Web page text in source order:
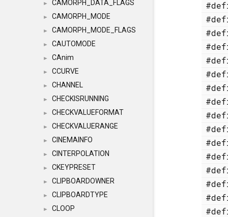
► CAMORPH_DATA_FLAGS
► CAMORPH_MODE
► CAMORPH_MODE_FLAGS
► CAUTOMODE
► CAnim
► CCURVE
► CHANNEL
► CHECKISRUNNING
► CHECKVALUEFORMAT
► CHECKVALUERANGE
► CINEMAINFO
► CINTERPOLATION
► CKEYPRESET
► CLIPBOARDOWNER
► CLIPBOARDTYPE
► CLOOP